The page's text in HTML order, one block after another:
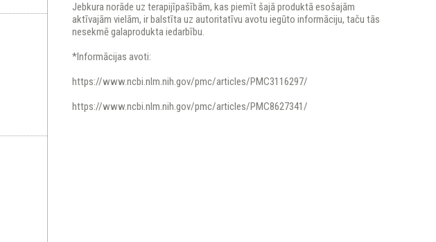
Jebkura norāde uz terapijīpašībām, kas piemīt šajā produktā esošajām
aktīvajām vielām, ir balstīta uz autoritatīvu avotu iegūto informāciju, taču tās
nesekmē galaprodukta iedarbību.
*Informācijas avoti:
https://www.ncbi.nlm.nih.gov/pmc/articles/PMC3116297/
https://www.ncbi.nlm.nih.gov/pmc/articles/PMC8627341/